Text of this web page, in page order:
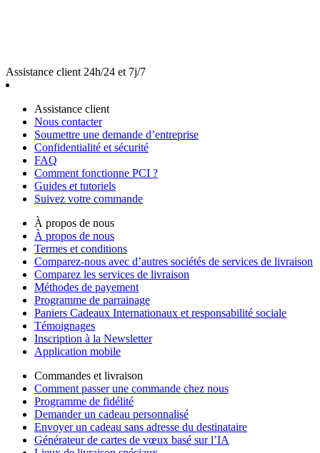
Assistance client 24h/24 et 7j/7
Assistance client
Nous contacter
Soumettre une demande d’entreprise
Confidentialité et sécurité
FAQ
Comment fonctionne PCI ?
Guides et tutoriels
Suivez votre commande
À propos de nous
À propos de nous
Termes et conditions
Comparez-nous avec d’autres sociétés de services de livraison
Comparez les services de livraison
Méthodes de payement
Programme de parrainage
Paniers Cadeaux Internationaux et responsabilité sociale
Témoignages
Inscription à la Newsletter
Application mobile
Commandes et livraison
Comment passer une commande chez nous
Programme de fidélité
Demander un cadeau personnalisé
Envoyer un cadeau sans adresse du destinataire
Générateur de cartes de vœux basé sur l’IA